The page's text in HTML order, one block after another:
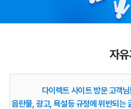
자
다이렉트 사이트 방문 고객
음란물, 광고, 욕설등 규정에 위반되는